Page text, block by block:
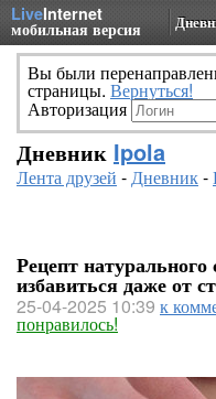
LiveInternet
мобильная версия
Вы были
страницы. Вернуться!
Авторизация
Дневник Ipola
Лента друзей -Дневник-
Рецепт
избавиться даже от
25-04-2025 10:39 к
понравилось!